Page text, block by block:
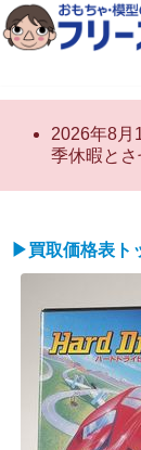
2026年8月
季休暇とさ
▶買取価格表ト